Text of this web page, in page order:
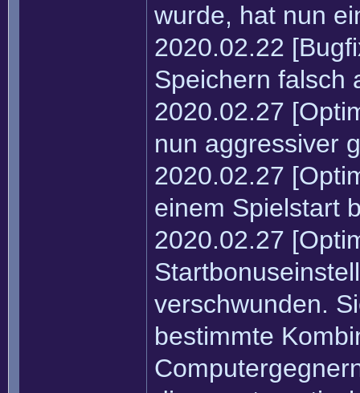
wurde, hat nun
2020.02.22
Speichern falsch
2020.02.27
nun aggressiver
2020.02.27
einem Spielstart
2020.02.27
verschwunden.
bestimmte